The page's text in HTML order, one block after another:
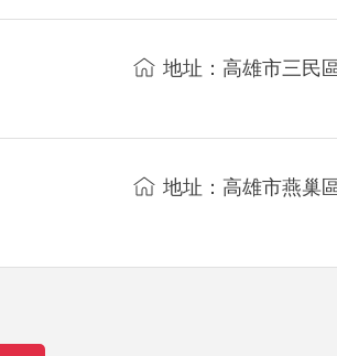
地址：高雄市三民
地址：高雄市燕巢